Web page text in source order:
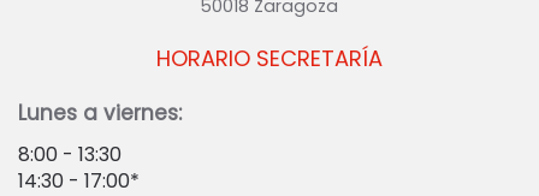
50018 Zaragoza
HORARIO SECRETARÍA
Lunes a viernes:
8:00 - 13:30
14:30 - 17:00*